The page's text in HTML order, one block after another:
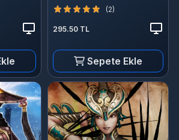
(2)
295.50 TL
Sepete Ekle